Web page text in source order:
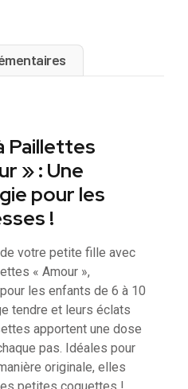
Paillettes
» : Une
pour les
!
votre petite fille avec
« Amour »,
les enfants de 6 à 10
tendre et leurs éclats
apportent une dose
pas. Idéales pour
originale, elles